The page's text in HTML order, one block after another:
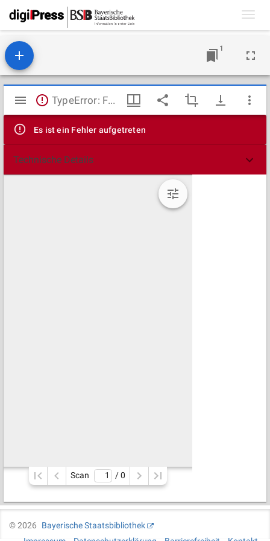
1
Mirador
Viewer
TypeError: Failed to fetch
Es ist ein Fehler aufgetreten
Technische Details
Scan / 0
©2026
Bayerische Staatsbibliothek